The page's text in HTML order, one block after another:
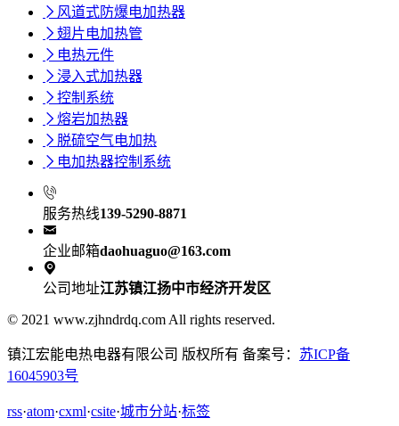
 风道式防爆电加热器
 翅片电加热管
 电热元件
 浸入式加热器
 控制系统
 熔岩加热器
 脱硫空气电加热
 电加热器控制系统

服务热线139-5290-8871

企业邮箱daohuaguo@163.com

公司地址江苏镇江扬中市经济开发区
© 2021 www.zjhndrdq.com All rights reserved.
镇江宏能电热电器有限公司 版权所有 备案号： 苏ICP备
16045903号
rss·atom·cxml·csite·城市分站·标签